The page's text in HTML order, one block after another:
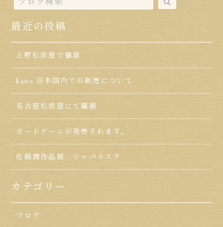
最近の投稿
上野松坂屋で個展
kano 日本国内での販売について
名古屋松坂屋にて個展
ボードゲームが発売されます。
佐藤潤作品展 ジャパネスク
カテゴリー
ブログ